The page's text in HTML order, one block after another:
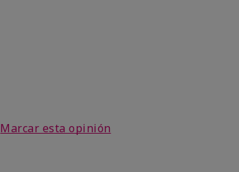
Marcar esta opinión